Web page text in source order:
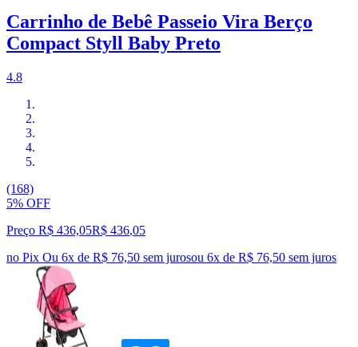
Carrinho de Bebê Passeio Vira Berço
Compact Styll Baby Preto
4.8
(168)
5% OFF
Preço R$ 436,05R$ 436,05
no Pix Ou 6x de R$ 76,50 sem jurosou 6x de R$ 76,50 sem juros